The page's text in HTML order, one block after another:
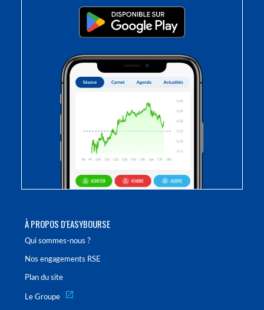
À PROPOS D'EASYBOURSE
Qui sommes-nous ?
Nos engagements RSE
Plan du site
Le Groupe